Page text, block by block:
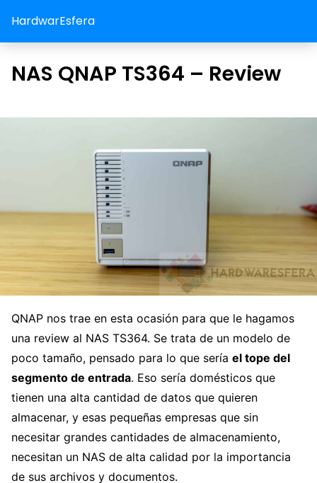
HardwarEsfera
NAS QNAP TS364 – Review
QNAP nos trae en esta ocasión para que le hagamos
una review al NAS TS364. Se trata de un modelo de
poco tamaño, pensado para lo que sería el tope del
segmento de entrada. Eso sería domésticos que
tienen una alta cantidad de datos que quieren
almacenar, y esas pequeñas empresas que sin
necesitar grandes cantidades de almacenamiento,
necesitan un NAS de alta calidad por la importancia
de sus archivos y documentos.